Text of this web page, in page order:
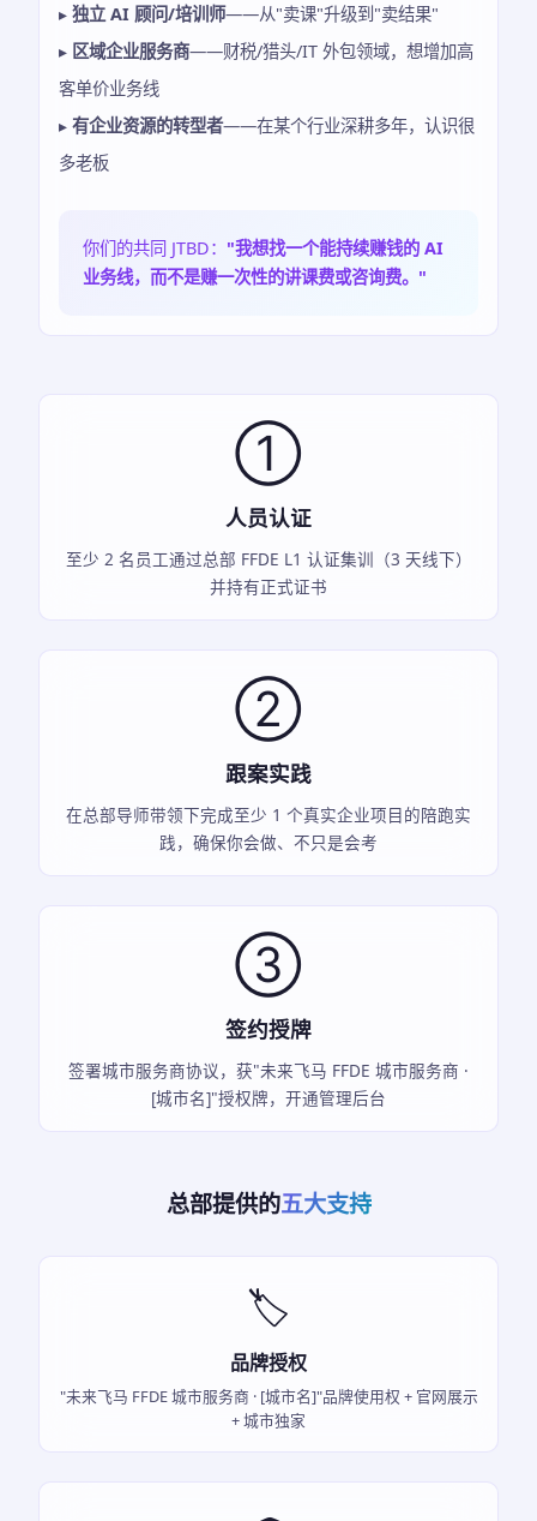
▸ 独立 AI 顾问/培训师——从"卖课"升级到"卖结果"
▸ 区域企业服务商——财税/猎头/IT 外包领域，想增加高
客单价业务线
▸ 有企业资源的转型者——在某个行业深耕多年，认识很
多老板
你们的共同 JTBD： "我想找一个能持续赚钱的 AI
业务线，而不是赚一次性的讲课费或咨询费。"
①
人员认证
至少 2 名员工通过总部 FFDE L1 认证集训（3 天线下）
并持有正式证书
②
跟案实践
在总部导师带领下完成至少 1 个真实企业项目的陪跑实
践，确保你会做、不只是会考
③
签约授牌
签署城市服务商协议，获"未来飞马 FFDE 城市服务商 ·
[城市名]"授权牌，开通管理后台
总部提供的五大支持
🏷️
品牌授权
"未来飞马 FFDE 城市服务商 · [城市名]"品牌使用权 + 官网展示
+ 城市独家